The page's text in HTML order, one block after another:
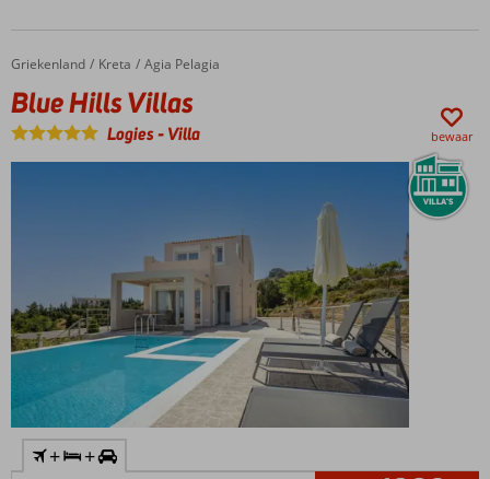
Home
Griekenland Kreta Agia Pelagia
Blue Hills Villas
Blue Hills Villas
Logies-Villa bewaar
+ +